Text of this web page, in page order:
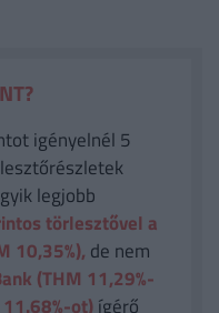
igényelnél 5
legjobb
törlesztővel a
10,35%), de nem
(THM 11,29%-
ot)ígérő